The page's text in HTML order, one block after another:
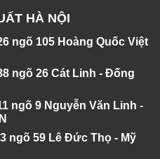
HÀ NỘI
ngõ 105 Hoàng Quốc Việt
ngõ 26 Cát Linh - Đống
ngõ 9 Nguyễn Văn Linh -
ngõ 59 Lê Đức Thọ - Mỹ